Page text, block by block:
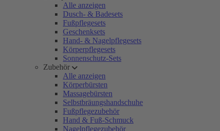
Alle anzeigen
Dusch- & Badesets
Fußpflegesets
Geschenksets
Hand- & Nagelpflegesets
Körperpflegesets
Sonnenschutz-Sets
Zubehör
Alle anzeigen
Körperbürsten
Massagebürsten
Selbstbräungshandschuhe
Fußpflegezubehör
Hand & Fuß-Schmuck
Nagelpflegezubehör